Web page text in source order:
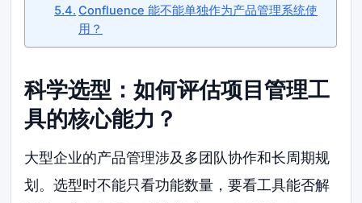
Confluence 能不能单独作为产品管理系统使
用？
科学选型：如何评估项目管理工
具的核心能力？
大型企业的产品管理涉及多团队协作和长周期规
划。选型时不能只看功能数量，要看工具能否解